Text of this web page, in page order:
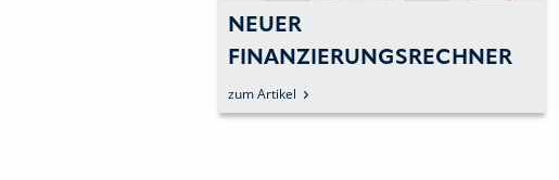
NEUER
FINANZIERUNGSRECHNER
FÜR ANHÄNGERMODELLE
zum Artikel